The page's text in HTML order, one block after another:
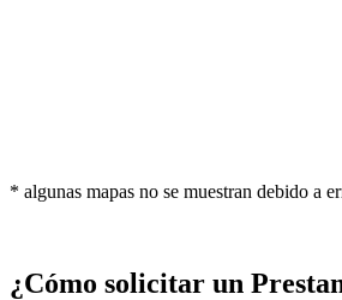
* algunas mapas no se muestran debido a
¿Cómo solicitar un